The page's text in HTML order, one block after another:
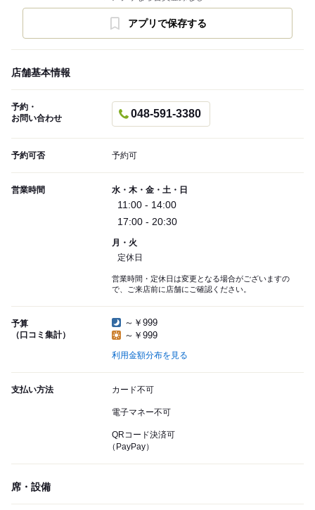
アプリで保存する
店舗基本情報
予約・
お問い合わせ
048-591-3380
予約可否 予約可
営業時間 水・木・金・土・日
11:00 - 14:00
17:00 - 20:30
月・火
定休日
営業時間・定休日は変更となる場合がございますの
で、ご来店前に店舗にご確認ください。
予算
（口コミ集計）
～￥999
～￥999
利用金額分布を見る
支払い方法 カード不可
電子マネー不可
QRコード決済可
（PayPay）
席・設備